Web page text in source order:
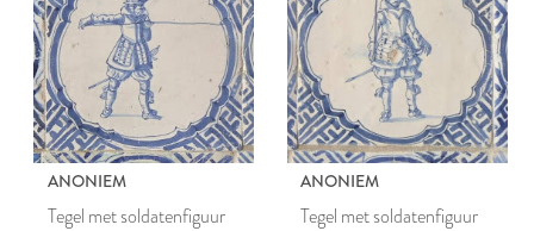
ANONIEM
Tegel met soldatenfiguur
ANONIEM
Tegel met soldatenfiguur